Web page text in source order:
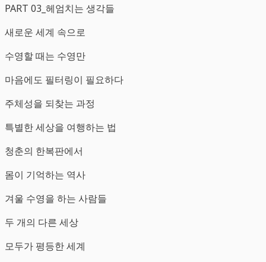
PART 03_헤엄치는 생각들
새로운 세계 속으로
수영할 때는 수영만
마음에도 필터링이 필요하다
주체성을 되찾는 과정
특별한 세상을 여행하는 법
청춘의 한복판에서
몸이 기억하는 역사
겨울 수영을 하는 사람들
두 개의 다른 세상
모두가 평등한 세계